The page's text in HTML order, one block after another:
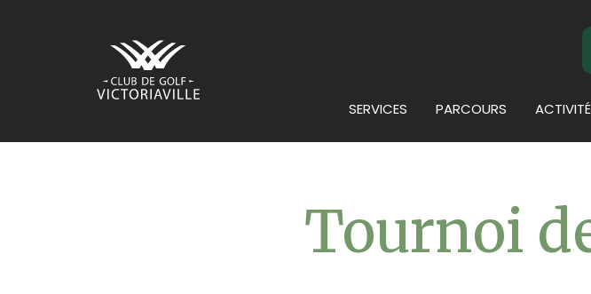
SERVICES PARCOURS
Tournoi